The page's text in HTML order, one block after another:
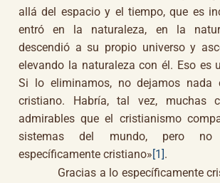
allá del espacio y el tiempo, que es
entró en la naturaleza, en la
descendió a su propio universo y
elevando la naturaleza con él. Eso es
Si lo eliminamos, no dejamos nada
cristiano. Habría, tal vez, muchas
admirables que el cristianismo
sistemas del mundo, pero no
específicamente cristiano»[1].
Gracias a lo específicamente